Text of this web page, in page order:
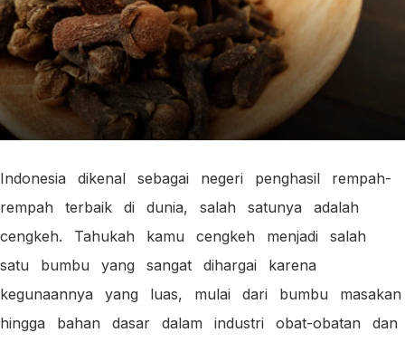
Indonesia dikenal sebagai negeri penghasil rempah-
rempah terbaik di dunia, salah satunya adalah
cengkeh. Tahukah kamu cengkeh menjadi salah
satu bumbu yang sangat dihargai karena
kegunaannya yang luas, mulai dari bumbu masakan
hingga bahan dasar dalam industri obat-obatan dan